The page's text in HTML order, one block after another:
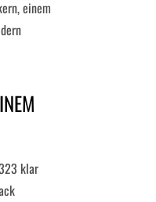
einem
klar